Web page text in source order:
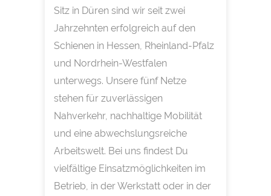
Sitz in Düren sind wir seit zwei
Jahrzehnten erfolgreich auf den
Schienen in Hessen, Rheinland-Pfalz
und Nordrhein-Westfalen
unterwegs. Unsere fünf Netze
stehen für zuverlässigen
Nahverkehr, nachhaltige Mobilität
und eine abwechslungsreiche
Arbeitswelt. Bei uns findest Du
vielfältige Einsatzmöglichkeiten im
Betrieb, in der Werkstatt oder in der